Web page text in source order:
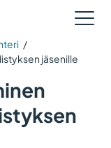
/
jäsenille